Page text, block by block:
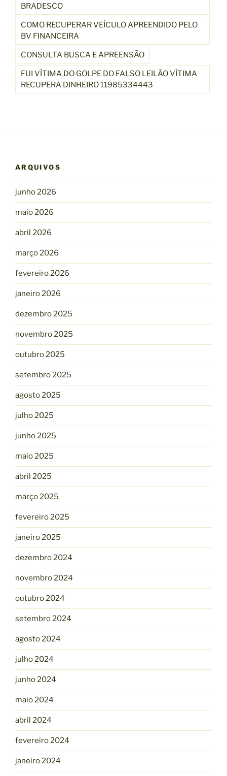
BRADESCO
COMO RECUPERAR VEÍCULO APREENDIDO PELO
BV FINANCEIRA
CONSULTA BUSCA E APREENSÃO
FUI VÍTIMA DO GOLPE DO FALSO LEILÃO VÍTIMA
RECUPERA DINHEIRO 11985334443
ARQUIVOS
junho 2026
maio 2026
abril 2026
março 2026
fevereiro 2026
janeiro 2026
dezembro 2025
novembro 2025
outubro 2025
setembro 2025
agosto 2025
julho 2025
junho 2025
maio 2025
abril 2025
março 2025
fevereiro 2025
janeiro 2025
dezembro 2024
novembro 2024
outubro 2024
setembro 2024
agosto 2024
julho 2024
junho 2024
maio 2024
abril 2024
fevereiro 2024
janeiro 2024